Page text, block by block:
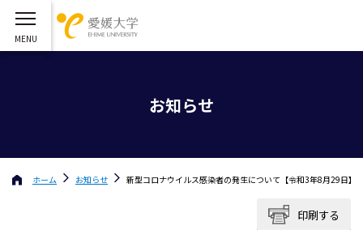
お知らせ
ホーム お知らせ 新型コロナウイルス感染者の発生について【令和3年8月29日】
印刷する